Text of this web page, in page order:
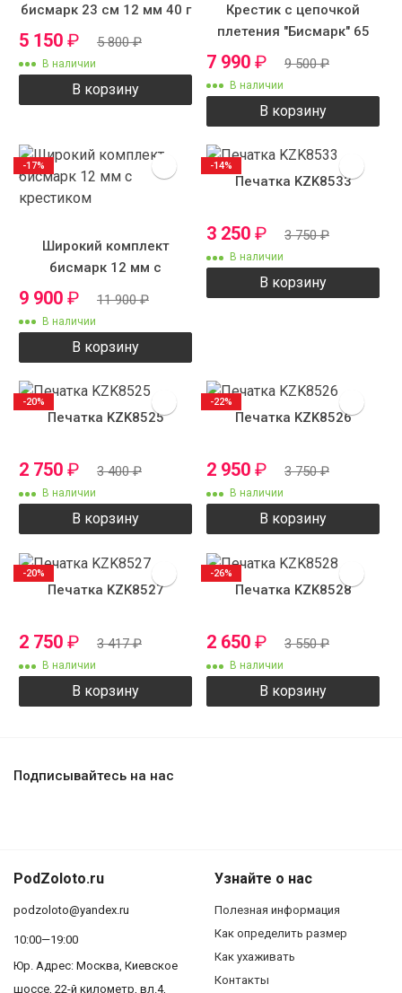
бисмарк 23 см 12 мм 40 г
5 150 ₽ 5 800₽
В наличии
В корзину
Крестик с цепочкой
плетения "Бисмарк" 65
см 12 мм 120 грамм
7 990 ₽ 9 500₽
В наличии
В корзину
Широкий комплект
бисмарк 12 мм с
крестиком
9 900 ₽ 11 900₽
В наличии
В корзину
-17%
Печатка KZK8533
3 250 ₽ 3 750₽
В наличии
В корзину
-14%
Печатка KZK8525
2 750 ₽ 3 400₽
В наличии
В корзину
-20%
Печатка KZK8526
2 950 ₽ 3 750₽
В наличии
В корзину
-22%
Печатка KZK8527
2 750 ₽ 3 417₽
В наличии
В корзину
-20%
Печатка KZK8528
2 650 ₽ 3 550₽
В наличии
В корзину
-26%
Подписывайтесь на нас
PodZoloto.ru
podzoloto@yandex.ru
10:00—19:00
Юр. Адреc: Москва, Киевское
шоссе, 22-й километр, вл.4,
Узнайте о нас
Полезная информация
Как определить размер
Как ухаживать
Контакты